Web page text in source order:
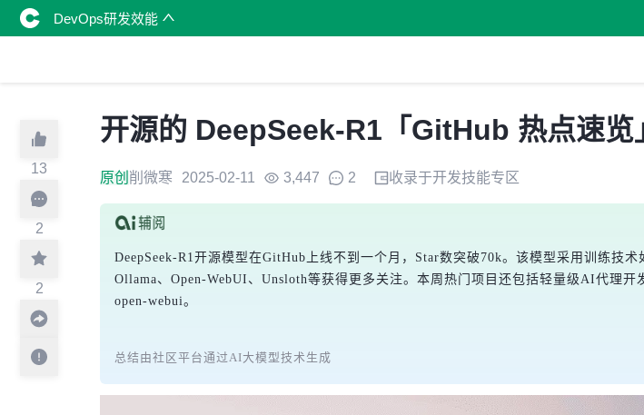
DevOps研发效能
13
2
2
开源的 DeepSeek-R1「GitHub 热点速览
原创 削微寒 2025-02-11 3,447 2 收录于开发技能专区
DeepSeek-R1开源模型在GitHub上线不到一个月，Star数突破70k。该模型采用训练技
Ollama、Open-WebUI、Unsloth等获得更多关注。本周热门项目还包括轻量级AI代理
open-webui。
总结由社区平台通过AI大模型技术生成